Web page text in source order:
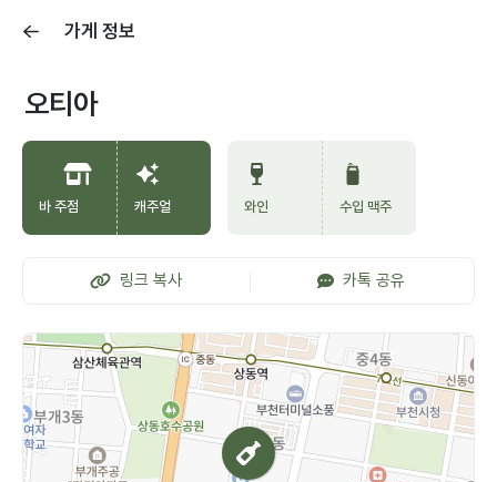
가게 정보
오티아
바 주점 캐주얼 와인 수입 맥주
링크 복사 카톡 공유